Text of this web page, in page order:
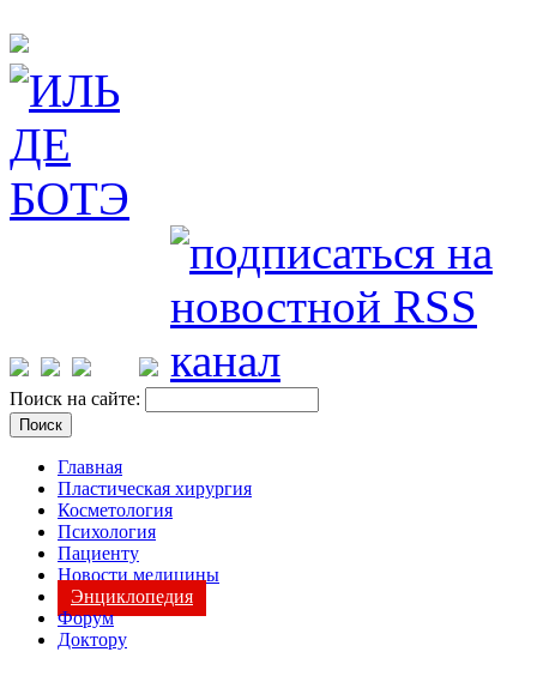
Поиск на сайте:
Главная
Пластическая хирургия
Косметология
Психология
Пациенту
Новости медицины
Энциклопедия
Форум
Доктору